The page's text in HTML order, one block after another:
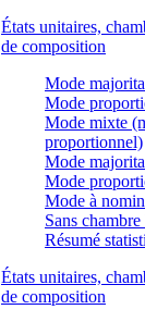
États unitaires,
de composition
Mode
Mode
Mode mixte
proportionnel)
Mode
Mode
Mode à
Sans chambre
Résumé
États unitaires,
de composition